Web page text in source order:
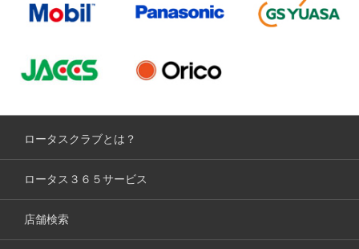
ロータスクラブとは？
ロータス３６５サービス
店舗検索